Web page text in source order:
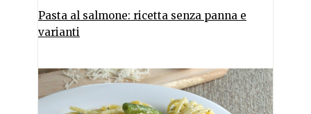
Pasta al salmone: ricetta senza panna e
varianti